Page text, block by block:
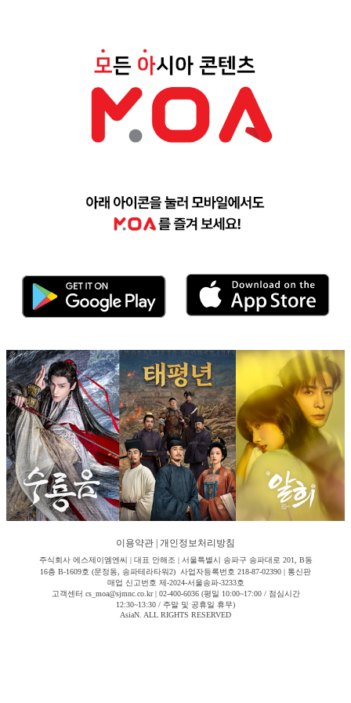
이용약관 개인정보처리방침
주식회사 에스제이엠엔씨 | 대표 안해조 | 서울특별시 송파구 송파대로 201, B동
16층 B-1609호 (문정동, 송파테라타워2) 사업자등록번호 218-87-02390 | 통신판
매업 신고번호 제-2024-서울송파-3233호
고객센터 cs_moa@sjmnc.co.kr | 02-400-6036 (평일 10:00~17:00 / 점심시간
12:30~13:30 / 주말 및 공휴일 휴무)
AsiaN. ALL RIGHTS RESERVED